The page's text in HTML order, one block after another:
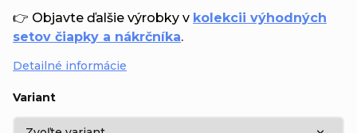
Variant
👉 Objavte ďalšie výrobky v kolekcii výhodných
setov čiapky a nákrčníka.
Detailné informácie